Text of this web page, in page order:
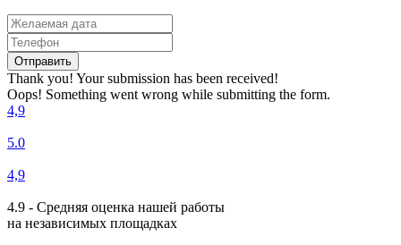
Thank you! Your submission has been received!
Oops! Something went wrong while submitting the form.
4,9
5.0
4,9
4.9 - Средняя оценка нашей работы
на независимых площадках